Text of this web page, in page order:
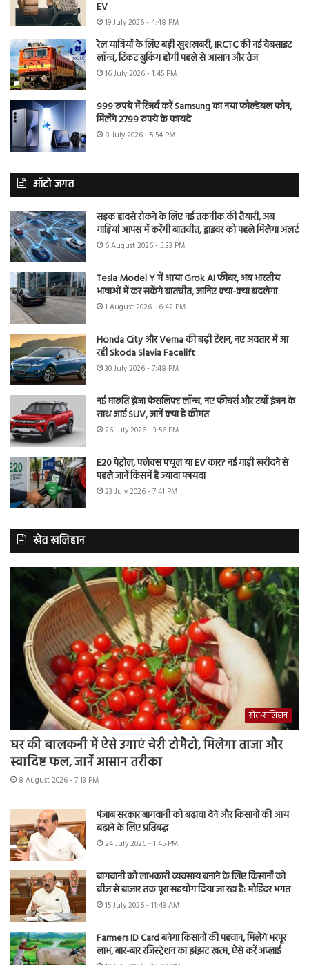
EV
19 July 2026 - 4:48 PM
रेल यात्रियों के लिए बड़ी खुशखबरी, IRCTC की नई वेबसाइट
लॉन्च, टिकट बुकिंग होगी पहले से आसान और तेज
16 July 2026 - 1:45 PM
999 रुपये में रिजर्व करें Samsung का नया फोल्डेबल फोन,
मिलेंगे 2799 रुपये के फायदे
8 July 2026 - 5:54 PM
ऑटो जगत
सड़क हादसे रोकने के लिए नई तकनीक की तैयारी, अब
गाड़ियां आपस में करेंगी बातचीत, ड्राइवर को पहले मिलेगा अलर्ट
6 August 2026 - 5:33 PM
Tesla Model Y में आया Grok AI फीचर, अब भारतीय
भाषाओं में कर सकेंगे बातचीत, जानिए क्या-क्या बदलेगा
1 August 2026 - 6:42 PM
Honda City और Verna की बढ़ी टेंशन, नए अवतार में आ
रही Skoda Slavia Facelift
30 July 2026 - 7:48 PM
नई मारुति ब्रेजा फेसलिफ्ट लॉन्च, नए फीचर्स और टर्बो इंजन के
साथ आई SUV, जानें क्या है कीमत
26 July 2026 - 3:56 PM
E20 पेट्रोल, फ्लेक्स फ्यूल या EV कार? नई गाड़ी खरीदने से
पहले जानें किसमें है ज्यादा फायदा
23 July 2026 - 7:41 PM
खेत खलिहान
खेत-खलिहान
घर की बालकनी में ऐसे उगाएं चेरी टोमैटो, मिलेगा ताजा और
स्वादिष्ट फल, जानें आसान तरीका
8 August 2026 - 7:13 PM
पंजाब सरकार बागवानी को बढ़ावा देने और किसानों की आय
बढ़ाने के लिए प्रतिबद्ध
24 July 2026 - 1:45 PM
बागवानी को लाभकारी व्यवसाय बनाने के लिए किसानों को
बीज से बाजार तक पूरा सहयोग दिया जा रहा है: मोहिंदर भगत
15 July 2026 - 11:43 AM
Farmers ID Card बनेगा किसानों की पहचान, मिलेंगे भरपूर
लाभ, बार-बार रजिस्ट्रेशन का झंझट खत्म, ऐसे करें अप्लाई